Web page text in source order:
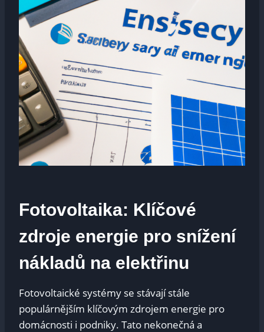
Fotovoltaika: Klíčové
zdroje energie pro snížení
nákladů na elektřinu
Fotovoltaické systémy se stávají stále
populárnějším klíčovým zdrojem energie pro
domácnosti i podniky. Tato nekonečná a